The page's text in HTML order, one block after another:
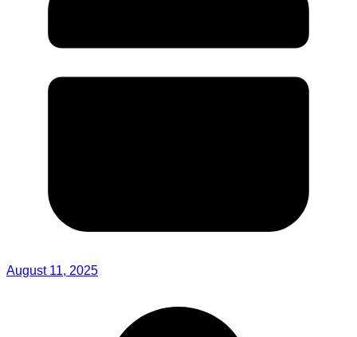
August 11, 2025